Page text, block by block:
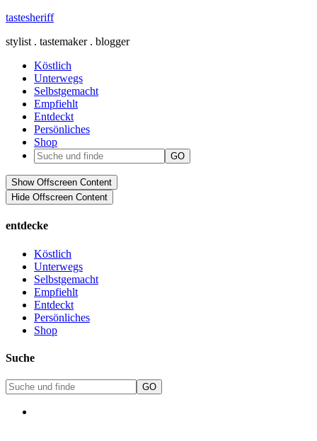
tastesheriff
stylist . tastemaker . blogger
Köstlich
Unterwegs
Selbstgemacht
Empfiehlt
Entdeckt
Persönliches
Shop
Show Offscreen Content
Hide Offscreen Content
entdecke
Köstlich
Unterwegs
Selbstgemacht
Empfiehlt
Entdeckt
Persönliches
Shop
Suche